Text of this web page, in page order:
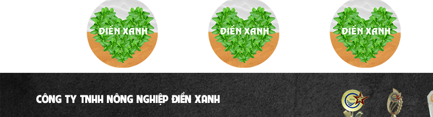
CÔNG TY TNHH NÔNG NGHIỆP ĐIỀN XANH